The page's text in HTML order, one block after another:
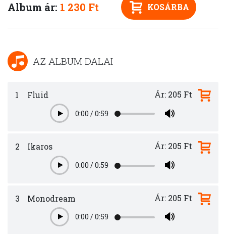
Album ár: 1 230 Ft KOSÁRBA
AZ ALBUM DALAI
1 Fluid
Play0:00 /0:59
Ár: 205 Ft
2 Ikaros
Play0:00 /0:59
Ár: 205 Ft
3 Monodream
Play0:00 /0:59
Ár: 205 Ft